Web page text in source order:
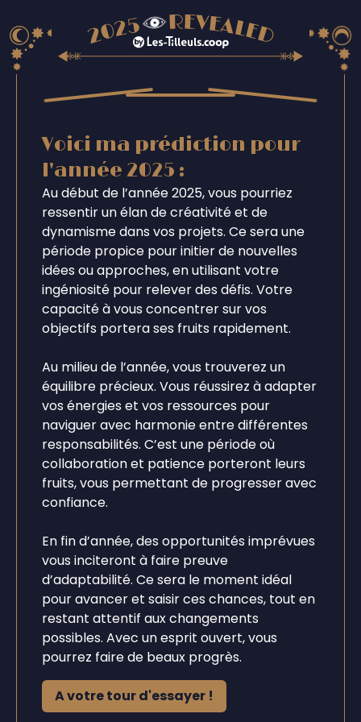
Voici ma prédiction pour
l'année 2025 :
Au début de l’année 2025, vous pourriez
ressentir un élan de créativité et de
dynamisme dans vos projets. Ce sera une
période propice pour initier de nouvelles
idées ou approches, en utilisant votre
ingéniosité pour relever des défis. Votre
capacité à vous concentrer sur vos
objectifs portera ses fruits rapidement.
Au milieu de l’année, vous trouverez un
équilibre précieux. Vous réussirez à adapter
vos énergies et vos ressources pour
naviguer avec harmonie entre différentes
responsabilités. C’est une période où
collaboration et patience porteront leurs
fruits, vous permettant de progresser avec
confiance.
En fin d’année, des opportunités imprévues
vous inciteront à faire preuve
d’adaptabilité. Ce sera le moment idéal
pour avancer et saisir ces chances, tout en
restant attentif aux changements
possibles. Avec un esprit ouvert, vous
pourrez faire de beaux progrès.
A votre tour d'essayer !